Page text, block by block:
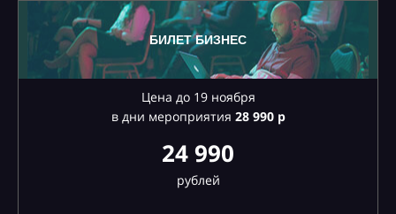
БИЛЕТ БИЗНЕС
Цена до 19 ноября
в дни мероприятия 28990 р
24 990
рублей